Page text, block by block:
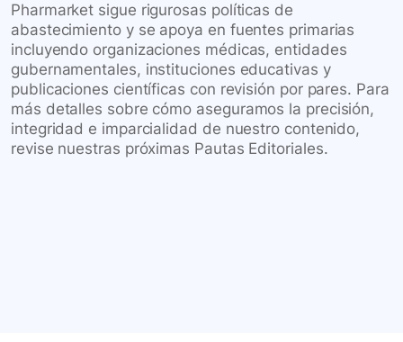
Pharmarket sigue rigurosas políticas de
abastecimiento y se apoya en fuentes primarias
incluyendo organizaciones médicas, entidades
gubernamentales, instituciones educativas y
publicaciones científicas con revisión por pares. Para
más detalles sobre cómo aseguramos la precisión,
integridad e imparcialidad de nuestro contenido,
revise nuestras próximas Pautas Editoriales.